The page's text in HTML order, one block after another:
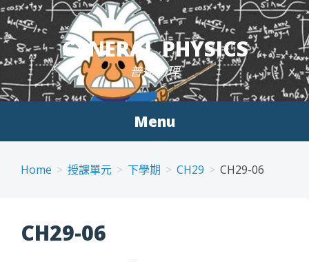
Skip to content
GENERAL PHYSICS
普通物理
Menu
Home 授課單元 下學期 CH29 CH29-06
CH29-06